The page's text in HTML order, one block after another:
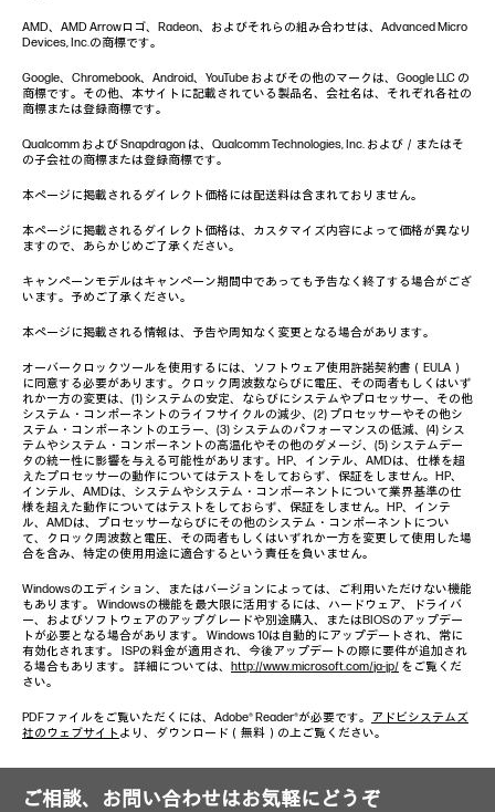
AMD、AMD Arrowロゴ、Radeon、およびそれらの組み合わせは、Advanced Micro
Devices, Inc.の商標です。
Google、Chromebook、Android、YouTube およびその他のマークは、Google LLC の
商標です。その他、本サイトに記載されている製品名、会社名は、それぞれ各社の
商標または登録商標です。
Qualcomm および Snapdragon は、Qualcomm Technologies, Inc. および／またはそ
の子会社の商標または登録商標です。
本ページに掲載されるダイレクト価格には配送料は含まれておりません。
本ページに掲載されるダイレクト価格は、カスタマイズ内容によって価格が異なり
ますので、あらかじめご了承ください。
キャンペーンモデルはキャンペーン期間中であっても予告なく終了する場合がござ
います。予めご了承ください。
本ページに掲載される情報は、予告や周知なく変更となる場合があります。
オーバークロックツールを使用するには、ソフトウェア使用許諾契約書（EULA）
に同意する必要があります。クロック周波数ならびに電圧、その両者もしくはいず
れか一方の変更は、(1) システムの安定、ならびにシステムやプロセッサー、その他
システム・コンポーネントのライフサイクルの減少、(2) プロセッサーやその他シ
ステム・コンポーネントのエラー、(3) システムのパフォーマンスの低減、(4) シス
テムやシステム・コンポーネントの高温化やその他のダメージ、(5) システムデー
タの統一性に影響を与える可能性があります。HP、インテル、AMDは、仕様を超
えたプロセッサーの動作についてはテストをしておらず、保証をしません。HP、
インテル、AMDは、システムやシステム・コンポーネントについて業界基準の仕
様を超えた動作についてはテストをしておらず、保証をしません。HP、インテ
ル、AMDは、プロセッサーならびにその他のシステム・コンポーネントについ
て、クロック周波数と電圧、その両者もしくはいずれか一方を変更して使用した場
合を含み、特定の使用用途に適合するという責任を負いません。
Windowsのエディション、またはバージョンによっては、ご利用いただけない機能
もあります。 Windowsの機能を最大限に活用するには、ハードウェア、ドライバ
ー、およびソフトウェアのアップグレードや別途購入、またはBIOSのアップデー
トが必要となる場合があります。 Windows 10は自動的にアップデートされ、常に
有効化されます。 ISPの料金が適用され、今後アップデートの際に要件が追加され
る場合もあります。 詳細については、 http://www.microsoft.com/ja-jp/ をご覧くだ
さい。
PDFファイルをご覧いただくには、Adobe® Reader®が必要です。 アドビシステムズ
社のウェブサイト より、ダウンロード（無料）の上ご覧ください。
ご相談、お問い合わせはお気軽にどうぞ